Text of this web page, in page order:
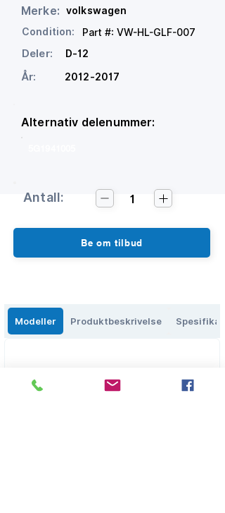
Merke:
volkswagen
Condition:
Part #: VW-HL-GLF-007
Deler: D-12
År: 2012-2017
Alternativ delenummer:
Antall: 1
Be om tilbud
Modeller Produktbeskrivelse